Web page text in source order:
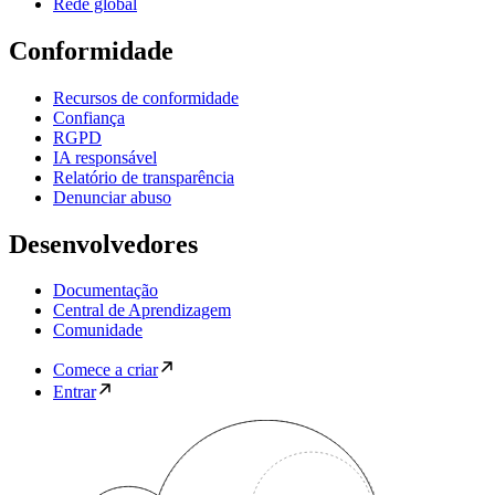
Conformidade
Recursos de conformidade
Confiança
RGPD
IA responsável
Relatório de transparência
Denunciar abuso
Desenvolvedores
Documentação
Central de Aprendizagem
Comunidade
Comece a criar
Entrar